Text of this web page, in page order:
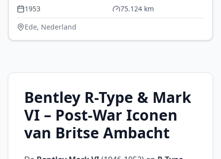
1953
75.124 km
Ede, Nederland
Bentley R-Type & Mark
VI – Post-War Iconen
van Britse Ambacht